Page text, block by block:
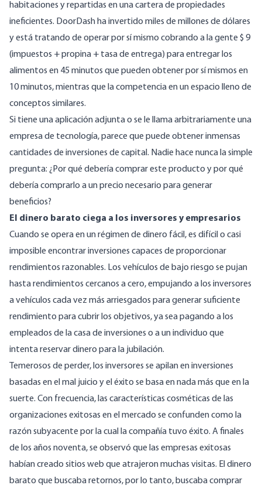
habitaciones y repartidas en una cartera de propiedades
ineficientes. DoorDash ha invertido miles de millones de dólares
y está tratando de operar por sí mismo cobrando a la gente $ 9
(impuestos + propina + tasa de entrega) para entregar los
alimentos en 45 minutos que pueden obtener por sí mismos en
10 minutos, mientras que la competencia en un espacio lleno de
conceptos similares.
Si tiene una aplicación adjunta o se le llama arbitrariamente una
empresa de tecnología, parece que puede obtener inmensas
cantidades de inversiones de capital. Nadie hace nunca la simple
pregunta: ¿Por qué debería comprar este producto y por qué
debería comprarlo a un precio necesario para generar
beneficios?
El dinero barato ciega a los inversores y empresarios
Cuando se opera en un régimen de dinero fácil, es difícil o casi
imposible encontrar inversiones capaces de proporcionar
rendimientos razonables. Los vehículos de bajo riesgo se pujan
hasta rendimientos cercanos a cero, empujando a los inversores
a vehículos cada vez más arriesgados para generar suficiente
rendimiento para cubrir los objetivos, ya sea pagando a los
empleados de la casa de inversiones o a un individuo que
intenta reservar dinero para la jubilación.
Temerosos de perder, los inversores se apilan en inversiones
basadas en el mal juicio y el éxito se basa en nada más que en la
suerte. Con frecuencia, las características cosméticas de las
organizaciones exitosas en el mercado se confunden como la
razón subyacente por la cual la compañía tuvo éxito. A finales
de los años noventa, se observó que las empresas exitosas
habían creado sitios web que atrajeron muchas visitas. El dinero
barato que buscaba retornos, por lo tanto, buscaba comprar